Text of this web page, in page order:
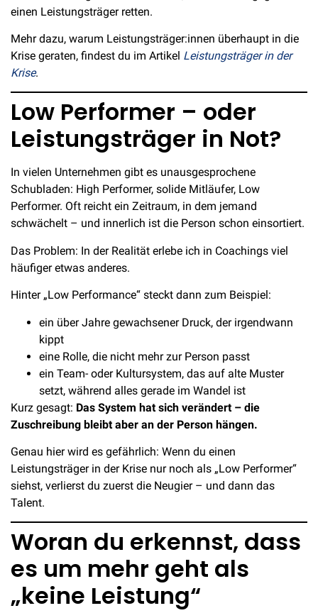
einen Leistungsträger retten.
Mehr dazu, warum Leistungsträger:innen überhaupt in die
Krise geraten, findest du im Artikel Leistungsträger in der
Krise.
Low Performer – oder
Leistungsträger in Not?
In vielen Unternehmen gibt es unausgesprochene
Schubladen: High Performer, solide Mitläufer, Low
Performer. Oft reicht ein Zeitraum, in dem jemand
schwächelt – und innerlich ist die Person schon einsortiert.
Das Problem: In der Realität erlebe ich in Coachings viel
häufiger etwas anderes.
Hinter „Low Performance“ steckt dann zum Beispiel:
ein über Jahre gewachsener Druck, der irgendwann
kippt
eine Rolle, die nicht mehr zur Person passt
ein Team- oder Kultursystem, das auf alte Muster
setzt, während alles gerade im Wandel ist
Kurz gesagt: Das System hat sich verändert – die
Zuschreibung bleibt aber an der Person hängen.
Genau hier wird es gefährlich: Wenn du einen
Leistungsträger in der Krise nur noch als „Low Performer“
siehst, verlierst du zuerst die Neugier – und dann das
Talent.
Woran du erkennst, dass
es um mehr geht als
„keine Leistung“